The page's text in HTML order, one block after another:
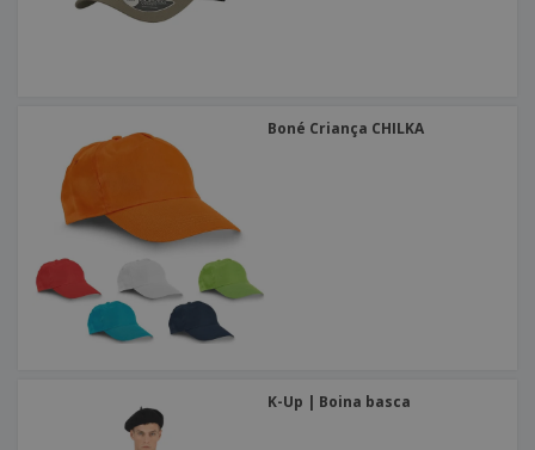
Boné Criança CHILKA
K-Up | Boina basca